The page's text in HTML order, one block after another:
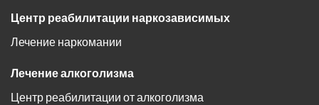
Центр реабилитации наркозависимых
Лечение наркомании
Лечение алкоголизма
Центр реабилитации от алкоголизма